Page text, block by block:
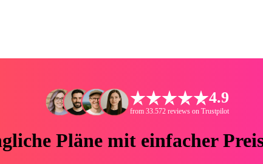
4.9
from 33.572 reviews on Trustpilot
Pläne mit einfacher